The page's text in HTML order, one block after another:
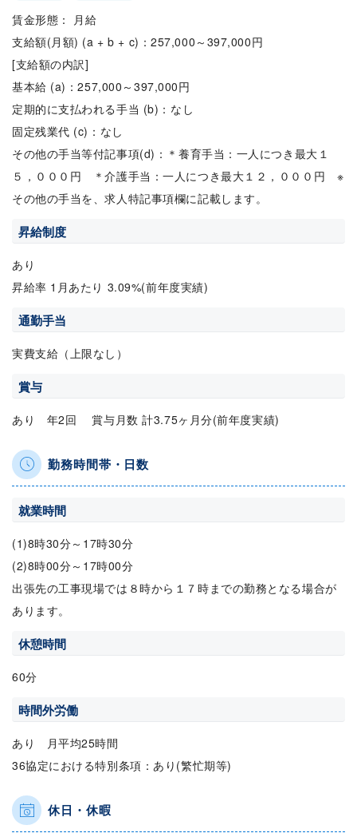
賃金形態： 月給
支給額(月額) (a + b + c)：257,000～397,000円
[支給額の内訳]
基本給 (a)：257,000～397,000円
定期的に支払われる手当 (b)：なし
固定残業代 (c)：なし
その他の手当等付記事項(d)：＊養育手当：一人につき最大１
５，０００円 ＊介護手当：一人につき最大１２，０００円 ※
その他の手当を、求人特記事項欄に記載します。
昇給制度
あり
昇給率 1月あたり 3.09%(前年度実績)
通勤手当
実費支給（上限なし）
賞与
あり 年2回 賞与月数 計3.75ヶ月分(前年度実績)
勤務時間帯・日数
就業時間
(1)8時30分～17時30分
(2)8時00分～17時00分
出張先の工事現場では８時から１７時までの勤務となる場合が
あります。
休憩時間
60分
時間外労働
あり 月平均25時間
36協定における特別条項：あり(繁忙期等)
休日・休暇